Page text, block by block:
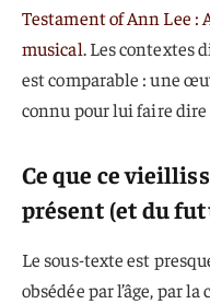
Testament of Ann Lee :
musical. Les contextes
est comparable : une
connu pour lui faire dire
Ce que ce
présent (et du
Le sous-texte est
obsédée par l’âge, par